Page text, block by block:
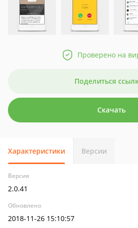
Проверено на
Поделиться
Скачать
Характеристики Версии
Версия
2.0.41
Обновлено
2018-11-26 15:10:57